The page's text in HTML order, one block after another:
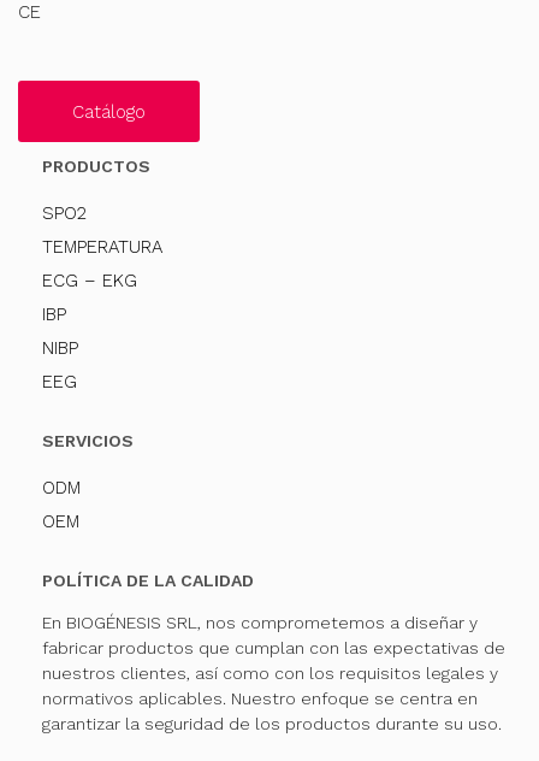
CE
Catálogo
PRODUCTOS
SPO2
TEMPERATURA
ECG – EKG
IBP
NIBP
EEG
SERVICIOS
ODM
OEM
POLÍTICA DE LA CALIDAD
En BIOGÉNESIS SRL, nos comprometemos a diseñar y
fabricar productos que cumplan con las expectativas de
nuestros clientes, así como con los requisitos legales y
normativos aplicables. Nuestro enfoque se centra en
garantizar la seguridad de los productos durante su uso.